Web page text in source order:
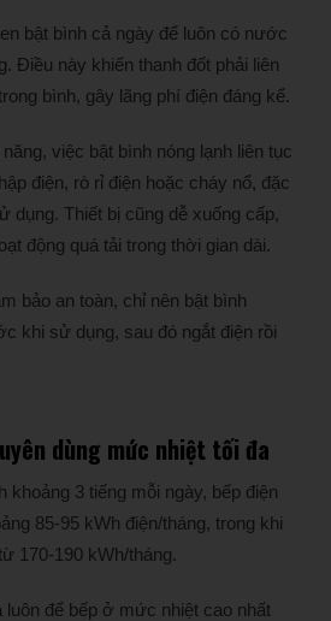
bật bình cả ngày để luôn có nước
Điều này khiến thanh đốt phải liên
bình, gây lãng phí điện đáng kể.
việc bật bình nóng lạnh liên tục
điện, rò rỉ điện hoặc cháy nổ, đặc
dụng. Thiết bị cũng dễ xuống cấp,
động quá tải trong thời gian dài.
bảo an toàn, chỉ nên bật bình
khi sử dụng, sau đó ngắt điện rồi
dùng mức nhiệt tối đa
khoảng 3 tiếng mỗi ngày, bếp điện
85-95 kWh điện/tháng, trong khi
170-190 kWh/tháng.
luôn để bếp ở mức nhiệt cao nhất